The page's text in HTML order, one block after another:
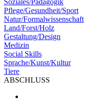
Pflege/Gesundheit/Sport
Natur/Formalwissenschaft
Land/Forst/Holz
Gestaltung/Design
Medizin
Social Skills
Sprache/Kunst/Kultur
Tiere
ABSCHLUSS